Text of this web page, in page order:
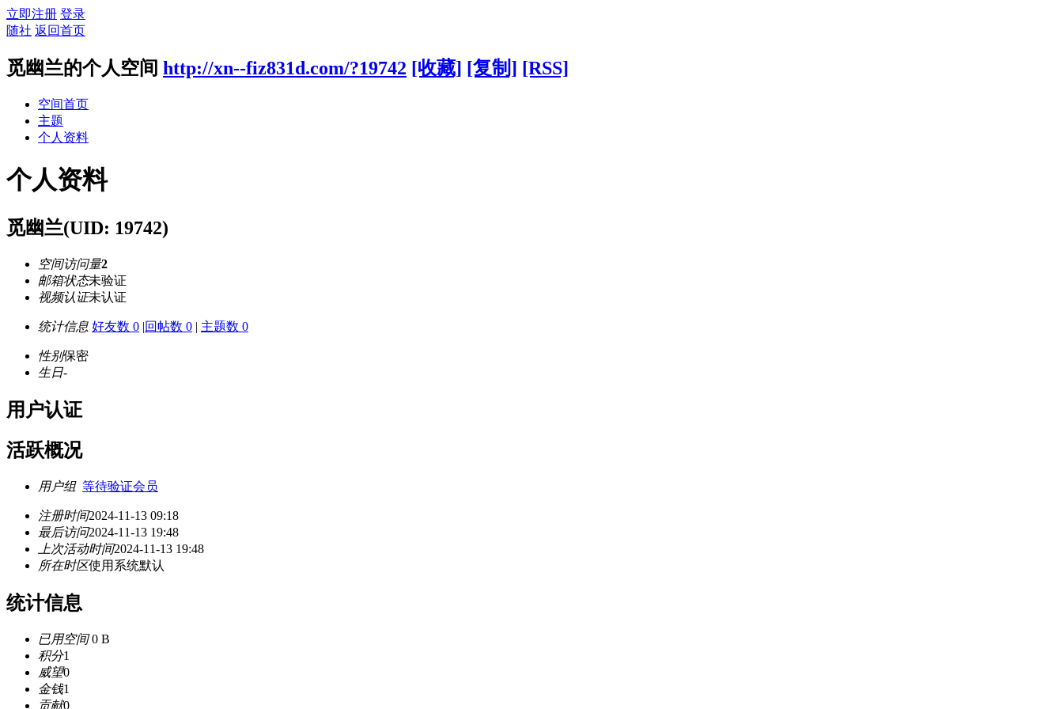
立即注册 登录
随社 返回首页
觅幽兰的个人空间 http://xn--fiz831d.com/?19742 [收藏] [复制] [RSS]
空间首页
主题
个人资料
个人资料
觅幽兰(UID: 19742)
空间访问量2
邮箱状态未验证
视频认证未认证
统计信息 好友数 0 |回帖数 0 | 主题数 0
性别保密
生日-
用户认证
活跃概况
用户组 等待验证会员
注册时间2024-11-13 09:18
最后访问2024-11-13 19:48
上次活动时间2024-11-13 19:48
所在时区使用系统默认
统计信息
已用空间0 B
积分1
威望0
金钱1
贡献0